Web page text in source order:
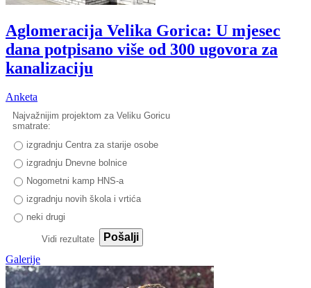
Aglomeracija Velika Gorica: U mjesec
dana potpisano više od 300 ugovora za
kanalizaciju
Anketa
Najvažnijim projektom za Veliku Goricu
smatrate:
izgradnju Centra za starije osobe
izgradnju Dnevne bolnice
Nogometni kamp HNS-a
izgradnju novih škola i vrtića
neki drugi
Vidi rezultate
Pošalji
Galerije